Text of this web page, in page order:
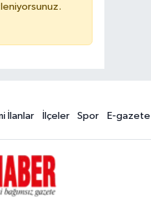
İlanlar İlçeler Spor E-gazete